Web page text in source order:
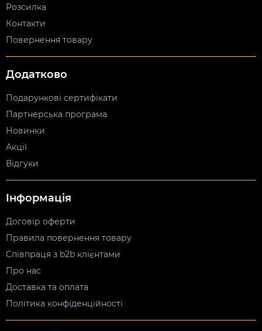
Розсилка
Контакти
Повернення товару
Додатково
Подарункові сертифікати
Партнерська програма
Новинки
Акції
Відгуки
Інформація
Договір оферти
Правила повернення товару
Співпраця з b2b клієнтами
Про нас
Доставка та оплата
Політика конфіденційності